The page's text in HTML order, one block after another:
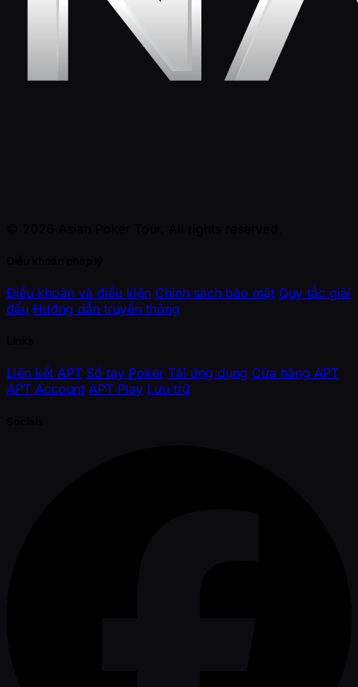
Điều khoản và điều kiện Chính sách bảo mật Quy tắc giải
đấu Hướng dẫn truyền thông
Liên kết APT Sổ tay Poker Tải ứng dụng Cửa hàng APT
APT Account APT Play Lưu trữ